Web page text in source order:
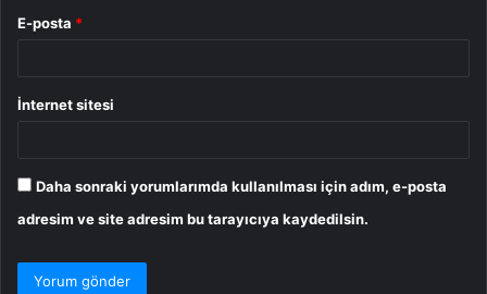
E-posta *
İnternet sitesi
Daha sonraki yorumlarımda kullanılması için adım, e-posta
adresim ve site adresim bu tarayıcıya kaydedilsin.